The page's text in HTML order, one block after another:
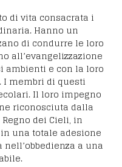
di vita consacrata i
Hanno un
di condurre le loro
all’evangelizzazione
ambienti e con la loro
membri di questi
Il loro impegno
riconosciuta dalla
dei Cieli, in
una totale adesione
a una